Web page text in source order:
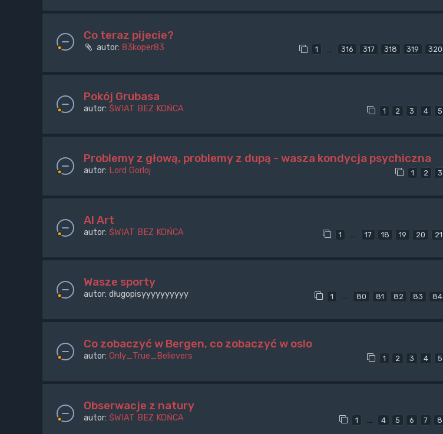
Co teraz pijecie?
autor: 83koper83 1 … 316 317 318 319 320
Pokój Grubasa
autor: ŚWIAT BEZ KOŃCA 1 2 3 4 5
Problemy z głową, problemy z dupą - wasza kondycja psychiczna
autor: Lord Gorloj 1 2 3
AI Art
autor: ŚWIAT BEZ KOŃCA 1 … 17 18 19 20 21
Wasze sporty
autor: długopisyyyyyyyyyy 1 … 80 81 82 83 84
Co zobaczyć w Bergen, co zobaczyć w oslo
autor: Only_True_Believers 1 2 3 4 5
Obserwacje z natury
autor: ŚWIAT BEZ KOŃCA 1 … 4 5 6 7 8